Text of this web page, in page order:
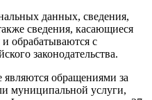
данных, сведения,
сведения, касающиеся
обрабатываются с
законодательства.
обращениями за
муниципальной услуги,